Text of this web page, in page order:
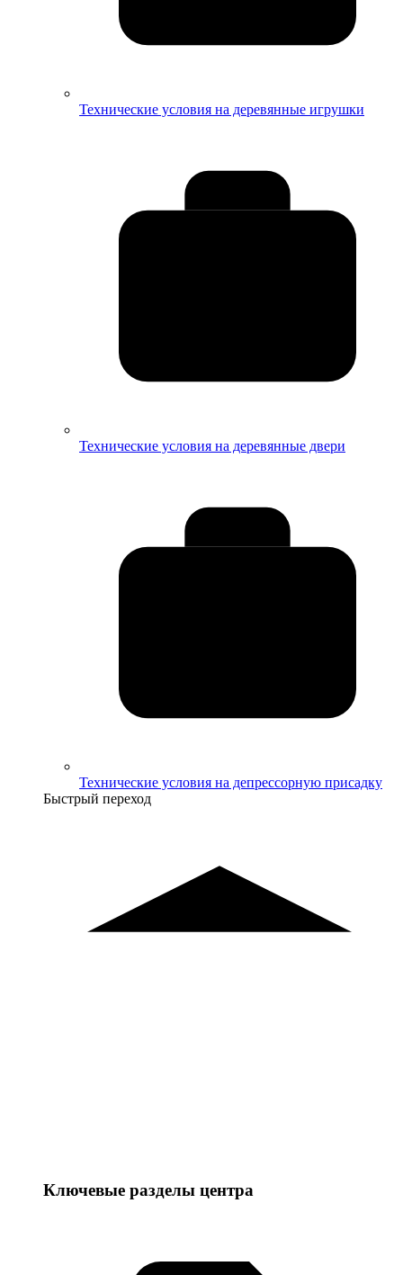
Технические условия на деревянные игрушки
Технические условия на деревянные двери
Технические условия на депрессорную присадку
Быстрый переход
Ключевые разделы центра